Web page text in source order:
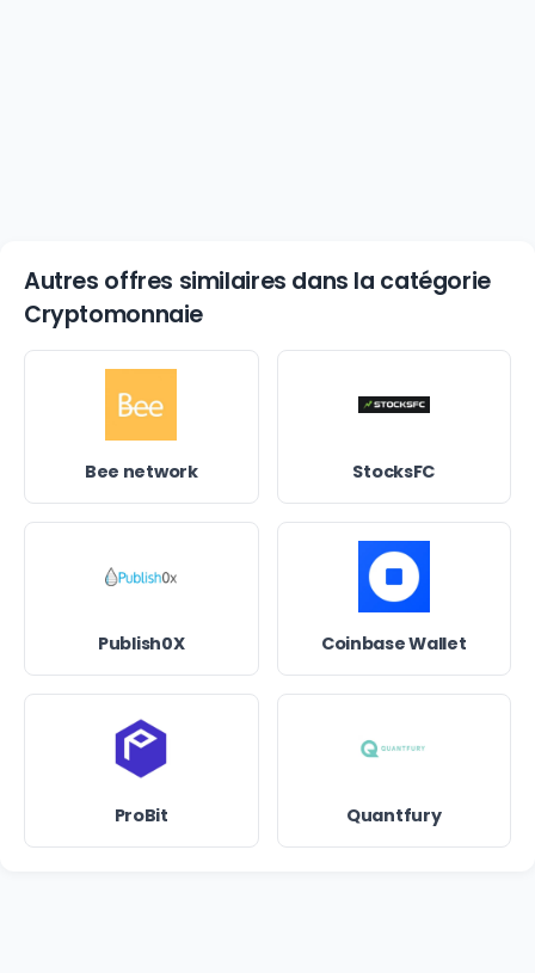
Autres offres similaires dans la catégorie
Cryptomonnaie
Bee network StocksFC
Publish0X Coinbase Wallet
ProBit Quantfury